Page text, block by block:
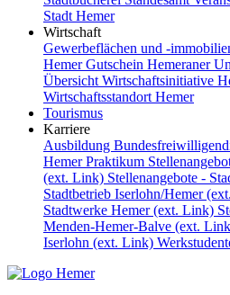
Stadt Hemer
Wirtschaft
Gewerbeflächen und -
Hemer Gutschein Hemeraner
Übersicht Wirtschaftsinitiative
Wirtschaftsstandort Hemer
Tourismus
Karriere
Ausbildung
HemerPraktikum
(ext. Link) Stellenangebote -
Stadtbetrieb Iserlohn/Hemer
Stadtwerke Hemer (ext. Link)
Menden-Hemer-Balve (ext.
Iserlohn (ext. Link)